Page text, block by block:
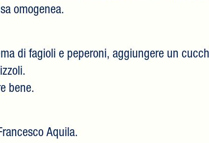
omogenea.
di fagioli e peperoni, aggiungere un
bene.
Aquila.